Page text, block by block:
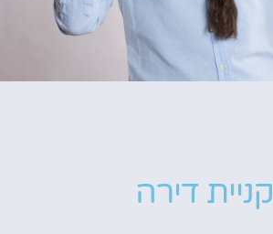
קניית דירה